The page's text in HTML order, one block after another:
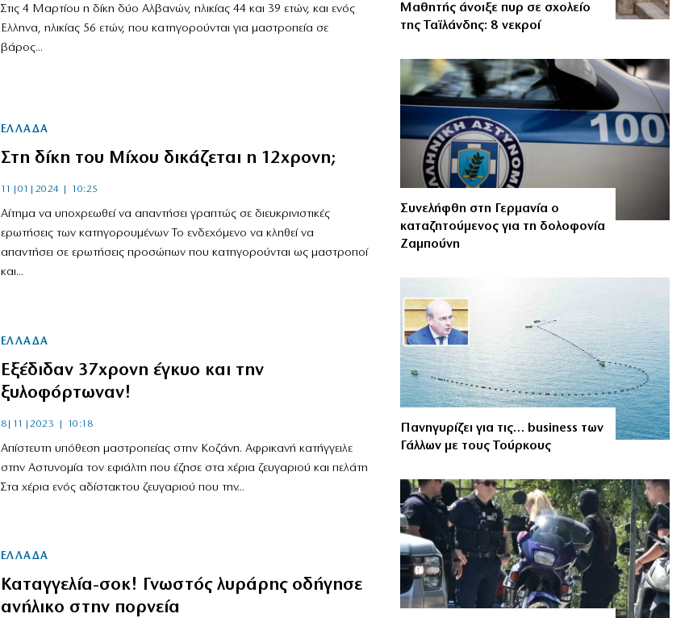
Στις 4 Μαρτίου η δίκη δύο Αλβανών, ηλικίας 44 και 39 ετών, και ενός
Ελληνα, ηλικίας 56 ετών, που κατηγορούνται για μαστροπεία σε
βάρος...
ΕΛΛΑΔΑ
Στη δίκη του Μίχου δικάζεται η 12χρονη;
11|01|2024 | 10:25
Αίτημα να υποχρεωθεί να απαντήσει γραπτώς σε διευκρινιστικές
ερωτήσεις των κατηγορουμένων Το ενδεχόμενο να κληθεί να
απαντήσει σε ερωτήσεις προσώπων που κατηγορούνται ως μαστροποί
και...
ΕΛΛΑΔΑ
Εξέδιδαν 37χρονη έγκυο και την
ξυλοφόρτωναν!
8|11|2023 | 10:18
Απίστευτη υπόθεση μαστροπείας στην Κοζάνη. Αφρικανή κατήγγειλε
στην Αστυνομία τον εφιάλτη που έζησε στα χέρια ζευγαριού και πελάτη
Στα χέρια ενός αδίστακτου ζευγαριού που την...
ΕΛΛΑΔΑ
Καταγγελία-σοκ! Γνωστός λυράρης οδήγησε
ανήλικο στην πορνεία
Μαθητής άνοιξε πυρ σε σχολείο
της Ταϊλάνδης: 8 νεκροί
Συνελήφθη στη Γερμανία ο
καταζητούμενος για τη δολοφονία
Ζαμπούνη
Πανηγυρίζει για τις… business των
Γάλλων με τους Τούρκους